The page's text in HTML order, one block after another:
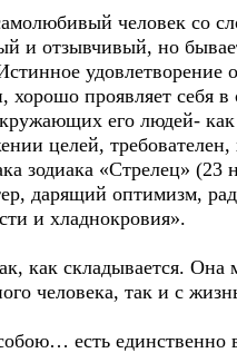
человек со
и отзывчивый, но
удовлетворение
проявляет себя
его людей-
целей, требователен,
зодиака «Стрелец» (23
дарящий оптимизм,
и хладнокровия».
как складывается. Она
человека, так и с
есть единственно